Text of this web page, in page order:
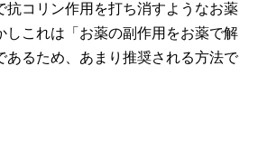
抗コリン作用を打ち消すようなお薬
しこれは「お薬の副作用をお薬で解
あるため、あまり推奨される方法で